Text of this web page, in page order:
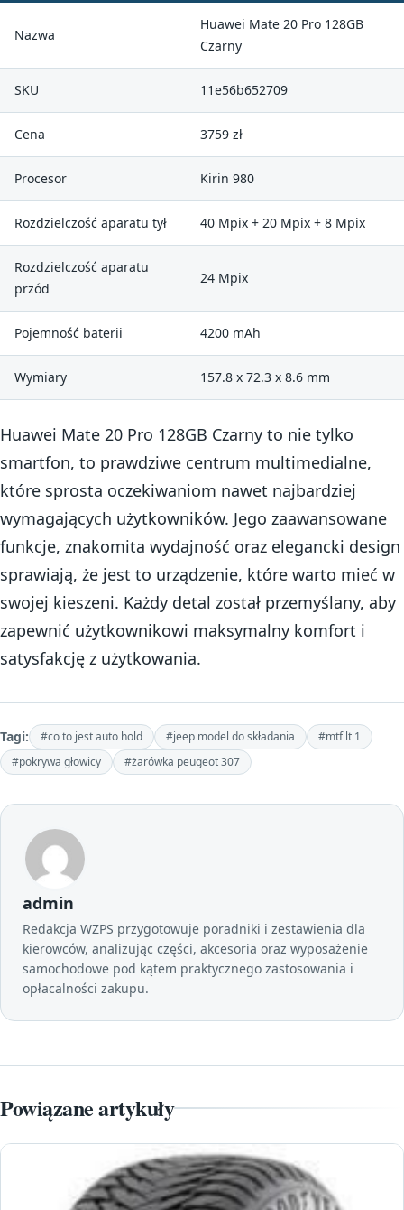
Nazwa
Huawei Mate 20 Pro 128GB
Czarny
SKU 11e56b652709
Cena 3759 zł
Procesor Kirin 980
Rozdzielczość aparatu tył 40 Mpix + 20 Mpix + 8 Mpix
Rozdzielczość aparatu
przód
24 Mpix
Pojemność baterii 4200 mAh
Wymiary 157.8 x 72.3 x 8.6 mm
Huawei Mate 20 Pro 128GB Czarny to nie tylko
smartfon, to prawdziwe centrum multimedialne,
które sprosta oczekiwaniom nawet najbardziej
wymagających użytkowników. Jego zaawansowane
funkcje, znakomita wydajność oraz elegancki design
sprawiają, że jest to urządzenie, które warto mieć w
swojej kieszeni. Każdy detal został przemyślany, aby
zapewnić użytkownikowi maksymalny komfort i
satysfakcję z użytkowania.
Tagi: #co to jest auto hold #jeep model do składania
#mtf lt 1
#pokrywa głowicy
#żarówka peugeot 307
admin
Redakcja WZPS przygotowuje poradniki i zestawienia dla
kierowców, analizując części, akcesoria oraz wyposażenie
samochodowe pod kątem praktycznego zastosowania i
opłacalności zakupu.
Powiązane artykuły